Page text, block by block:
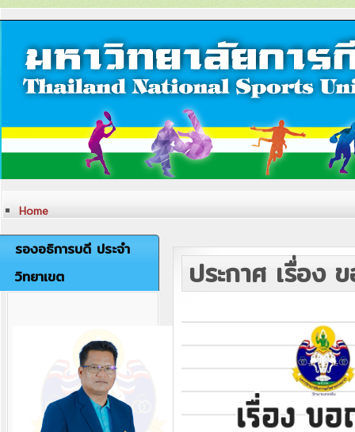
Home
หลักสูตรและสาขาที่เปิดสอน
การวิจัย
เครื่องหมายและตราสัญลักษณ์
ปรัชญา วิสัยทัศน์ พันธกิจ
ค่านิยมองค์กร
คณะผู้บริหารวิทยาเขตตรัง
นโยบายการพัฒนาวิทยาเขต
คณะผู้บริหารมหาวิทยาลัย
คณะกรรมการวิทยาเขต
อำนาจหน้าที่คณะกรรมการวิทยาเขต
รองอธิการบดี ประจำ
วิทยาเขต
ประกาศ เรื่อง